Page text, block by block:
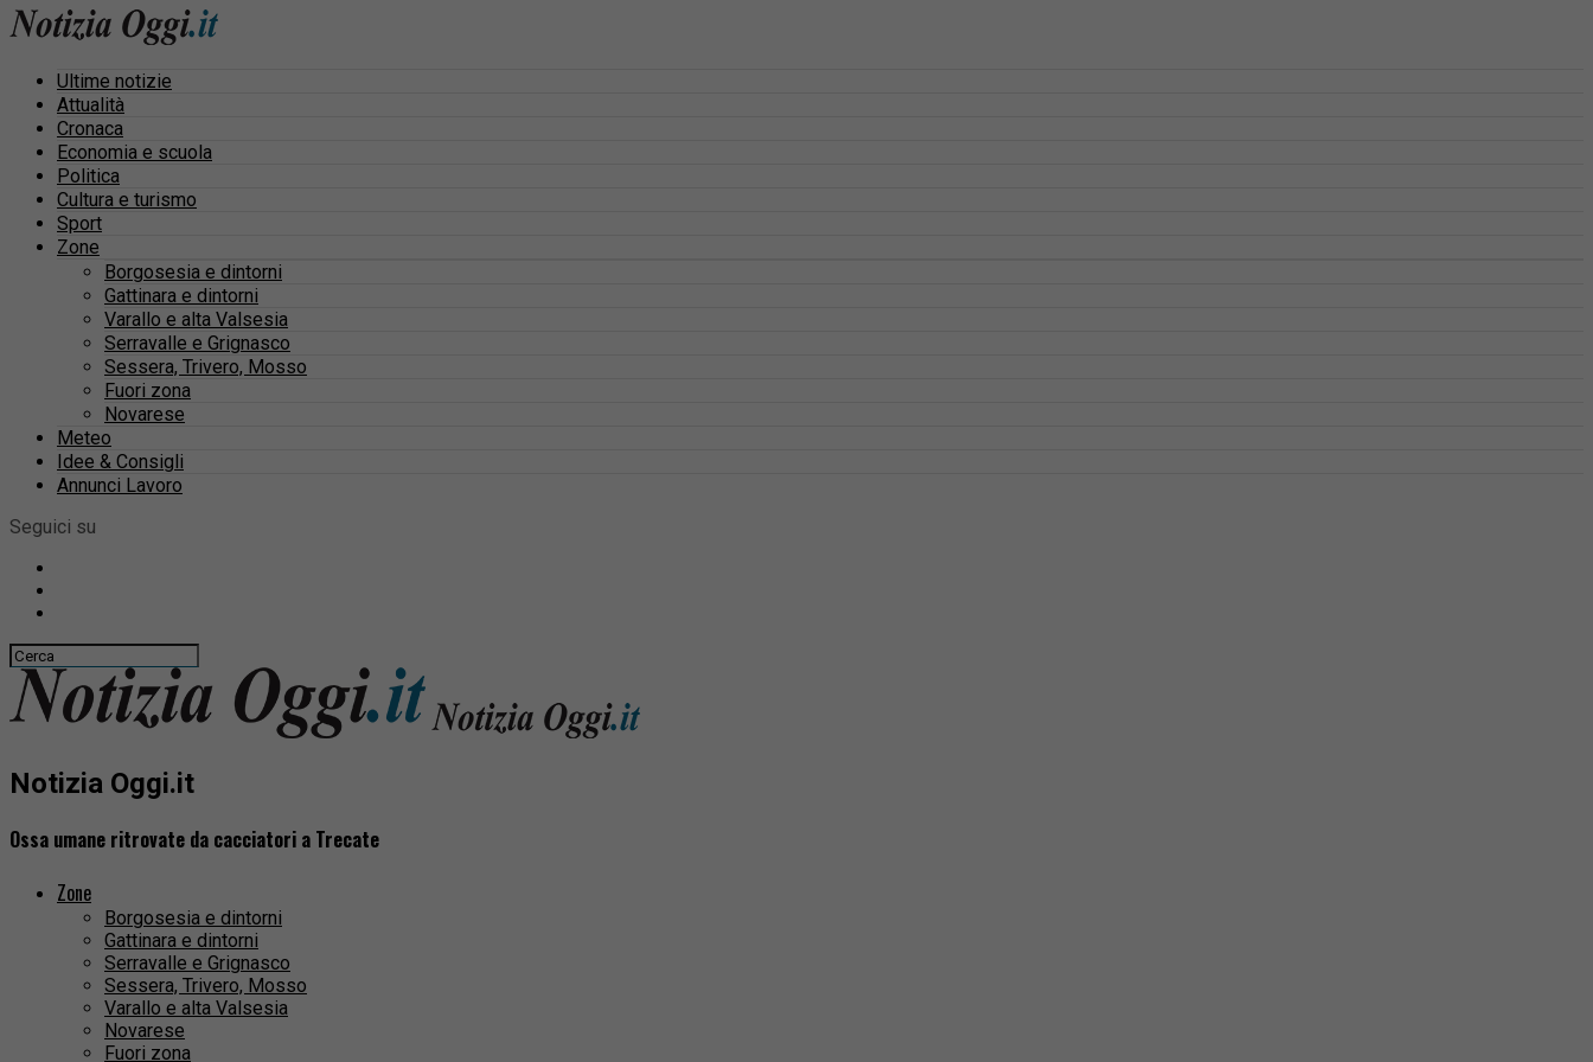
Ultime notizie
Attualità
Cronaca
Economia e scuola
Politica
Cultura e turismo
Sport
Zone
Borgosesia e dintorni
Gattinara e dintorni
Varallo e alta Valsesia
Serravalle e Grignasco
Sessera, Trivero, Mosso
Fuori zona
Novarese
Meteo
Idee & Consigli
Annunci Lavoro
Seguici su
Notizia Oggi.it
Ossa umane ritrovate da cacciatori a Trecate
Zone
Borgosesia e dintorni
Gattinara e dintorni
Serravalle e Grignasco
Sessera, Trivero, Mosso
Varallo e alta Valsesia
Novarese
Fuori zona